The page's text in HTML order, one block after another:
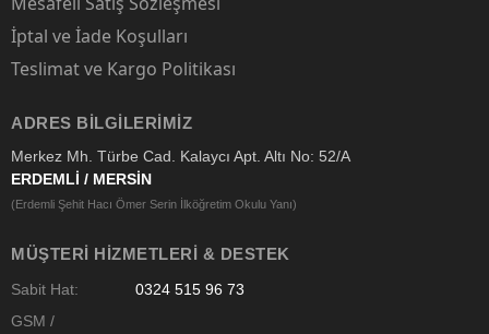
İptal ve İade Koşulları
Teslimat ve Kargo Politikası
ADRES BILGILERIMIZ
Merkez Mh. Türbe Cad. Kalaycı Apt. Altı No: 52/A
ERDEMLİ / MERSİN
(Erdemli Şehit Hacı Ömer Serin İlköğretim Okulu Yanı)
MÜŞTERI HIZMETLERI & DESTEK
Sabit Hat:
0324 515 96 73
GSM /